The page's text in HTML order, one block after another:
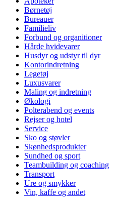
Børnetøj
Bureauer
Familieliv
Forbund og organitioner
Hårde hvidevarer
Husdyr og udstyr til dyr
Kontorindretning
Legetøj
Luxusvarer
Maling og indretning
Økologi
Polterabend og events
Rejser og hotel
Service
Sko og støvler
Skønhedsprodukter
Sundhed og sport
Teambuilding og coaching
Transport
Ure og smykker
Vin, kaffe og andet